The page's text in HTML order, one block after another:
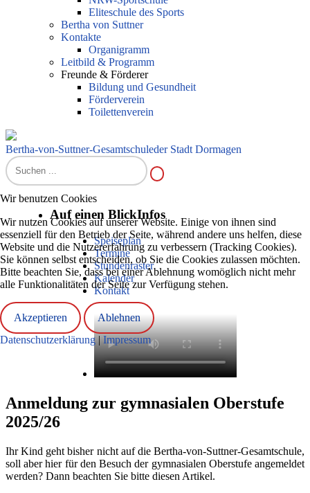
Eliteschule des Sports
Bertha von Suttner
Kontakte
Organigramm
Leitbild & Programm
Freunde & Förderer
Bildung und Gesundheit
Förderverein
Toilettenverein
Bertha-von-Suttner-Gesamtschuleder Stadt Dormagen
Auf einen BlickInfos
Speiseplan
Termine
Stundenraster
Kalender
Kontakt
Anmeldung zur gymnasialen Oberstufe
2025/26
Ihr Kind geht bisher nicht auf die Bertha-von-Suttner-Gesamtschule,
soll aber hier für den Besuch der gymnasialen Oberstufe angemeldet
werden? Dann beachten Sie bitte diesen Artikel.
Wir benutzen Cookies
Wir nutzen Cookies auf unserer Website. Einige von ihnen sind
essenziell für den Betrieb der Seite, während andere uns helfen, diese
Website und die Nutzererfahrung zu verbessern (Tracking Cookies).
Sie können selbst entscheiden, ob Sie die Cookies zulassen möchten.
Bitte beachten Sie, dass bei einer Ablehnung womöglich nicht mehr
alle Funktionalitäten der Seite zur Verfügung stehen.
Akzeptieren
Ablehnen
Datenschutzerklärung|Impressum